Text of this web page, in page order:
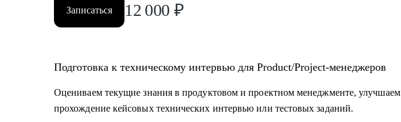
Записаться 12 000 ₽
Подготовка к техническому интервью для Product/Project-менеджеров
Оцениваем текущие знания в продуктовом и проектном менеджменте, улучшаем
прохождение кейсовых технических интервью или тестовых заданий.